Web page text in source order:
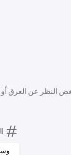
النظر عن العرق